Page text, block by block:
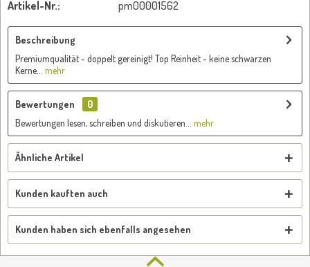
Artikel-Nr.: pm00001562
Beschreibung
Premiumqualität - doppelt gereinigt! Top Reinheit - keine schwarzen
Kerne...
mehr
Bewertungen
0
Bewertungen lesen, schreiben und diskutieren...
mehr
Ähnliche Artikel
Kunden kauften auch
Kunden haben sich ebenfalls angesehen